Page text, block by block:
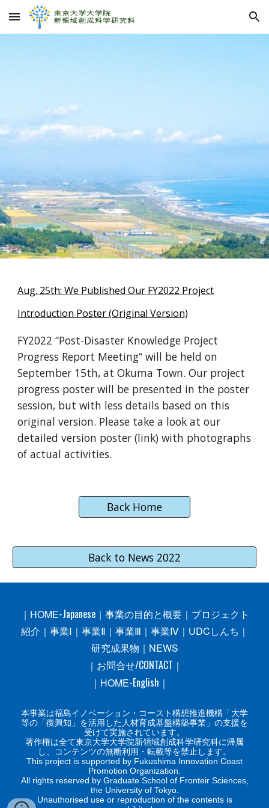
Skip to main content Skip to navigation
Aug. 25th: We Published Our FY2022 Project
Introduction Poster (Original Version)
FY2022 “Post-Disaster Knowledge Project
Progress Report Meeting“ will be held on
September 15th, at Okuma Town. Our project
progress poster will be presented in the poster
session, but with less details based on this
original version. Please take a look at our
detailed version poster (link) with photographs
of actual activities.
Back Home
Back to News 2022
｜ HOME-Japanese｜ 事業の目的と概要｜ プロジェクト
紹介 ｜ 事業Ⅰ ｜ 事業Ⅱ ｜ 事業Ⅲ ｜ 事業Ⅳ｜ UDCしんち ｜
研究成果物 ｜ NEWS
｜ お問合せ/CONTACT ｜
｜ HOME-English ｜
本事業は福島イノベーション・コースト構想推進機構「大学
等の「復興知」を活用した人材育成基盤構築事業」の支援を
受けて実施されています。
著作権は全て東京大学大学院新領域創成科学研究科に帰属
し、
コンテンツの無断利用・転載等を禁止します。
This project is supported by Fukushima Innovation Coast
Promotion Organization.
All rights reserved by Graduate School of Fronteir Sciences,
the University of Tokyo.
Unauthorised use or reproduction of the contents is